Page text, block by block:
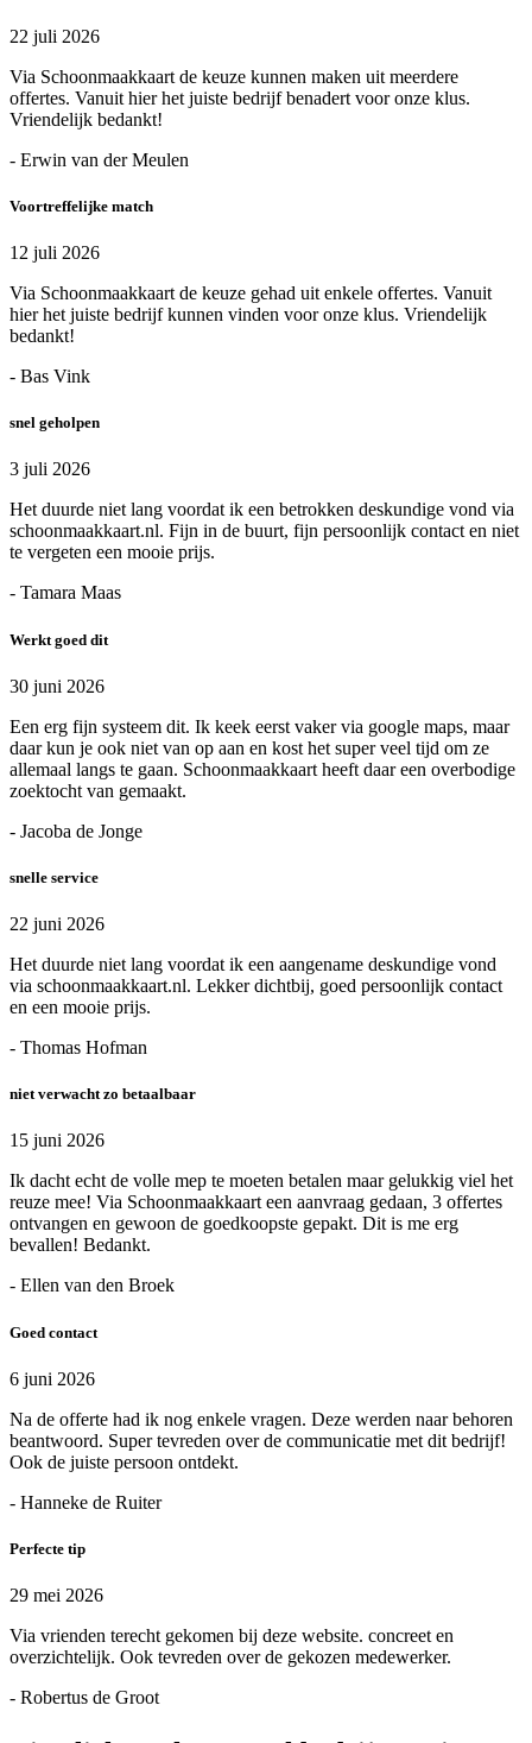
22 juli 2026
Via Schoonmaakkaart de keuze kunnen maken uit meerdere
offertes. Vanuit hier het juiste bedrijf benadert voor onze klus.
Vriendelijk bedankt!
- Erwin van der Meulen
Voortreffelijke match
12 juli 2026
Via Schoonmaakkaart de keuze gehad uit enkele offertes. Vanuit
hier het juiste bedrijf kunnen vinden voor onze klus. Vriendelijk
bedankt!
- Bas Vink
snel geholpen
3 juli 2026
Het duurde niet lang voordat ik een betrokken deskundige vond via
schoonmaakkaart.nl. Fijn in de buurt, fijn persoonlijk contact en niet
te vergeten een mooie prijs.
- Tamara Maas
Werkt goed dit
30 juni 2026
Een erg fijn systeem dit. Ik keek eerst vaker via google maps, maar
daar kun je ook niet van op aan en kost het super veel tijd om ze
allemaal langs te gaan. Schoonmaakkaart heeft daar een overbodige
zoektocht van gemaakt.
- Jacoba de Jonge
snelle service
22 juni 2026
Het duurde niet lang voordat ik een aangename deskundige vond
via schoonmaakkaart.nl. Lekker dichtbij, goed persoonlijk contact
en een mooie prijs.
- Thomas Hofman
niet verwacht zo betaalbaar
15 juni 2026
Ik dacht echt de volle mep te moeten betalen maar gelukkig viel het
reuze mee! Via Schoonmaakkaart een aanvraag gedaan, 3 offertes
ontvangen en gewoon de goedkoopste gepakt. Dit is me erg
bevallen! Bedankt.
- Ellen van den Broek
Goed contact
6 juni 2026
Na de offerte had ik nog enkele vragen. Deze werden naar behoren
beantwoord. Super tevreden over de communicatie met dit bedrijf!
Ook de juiste persoon ontdekt.
- Hanneke de Ruiter
Perfecte tip
29 mei 2026
Via vrienden terecht gekomen bij deze website. concreet en
overzichtelijk. Ook tevreden over de gekozen medewerker.
- Robertus de Groot